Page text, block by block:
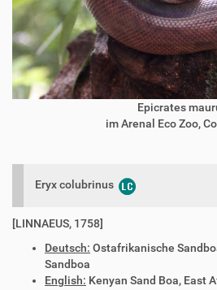
Epicrates
im Arenal Eco Zoo,
Eryx colubrinus
[LINNAEUS, 1758]
Deutsch: Ostafrikanische
Sandboa
English: Kenyan Sand Boa, East